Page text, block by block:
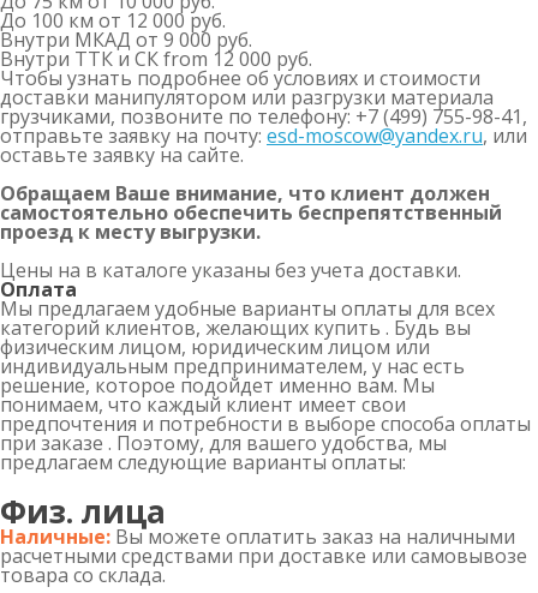
До 100 км от 12 000 руб.
Внутри МКАД от 9 000 руб.
Внутри ТТК и СКfrom 12 000 руб.
Чтобы узнать подробнее об условиях и стоимости
доставки манипулятором или разгрузки материала
грузчиками, позвоните по телефону: +7 (499) 755-98-41,
отправьте заявку на почту: esd-moscow@yandex.ru, или
оставьте заявку на сайте.
Обращаем Ваше внимание, что клиент должен
самостоятельно обеспечить беспрепятственный
проезд к месту выгрузки.
Цены на в каталоге указаны без учета доставки.
Оплата
Мы предлагаем удобные варианты оплаты для всех
категорий клиентов, желающих купить . Будь вы
физическим лицом, юридическим лицом или
индивидуальным предпринимателем, у нас есть
решение, которое подойдет именно вам. Мы
понимаем, что каждый клиент имеет свои
предпочтения и потребности в выборе способа оплаты
при заказе . Поэтому, для вашего удобства, мы
предлагаем следующие варианты оплаты:
Физ. лица
Наличные: Вы можете оплатить заказ на наличными
расчетными средствами при доставке или самовывозе
товара со склада.